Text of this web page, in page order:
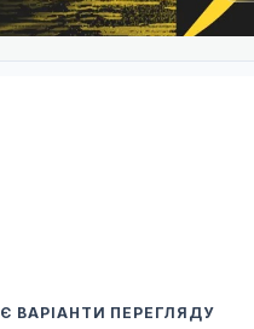
Є ВАРІАНТИ ПЕРЕГЛЯДУ